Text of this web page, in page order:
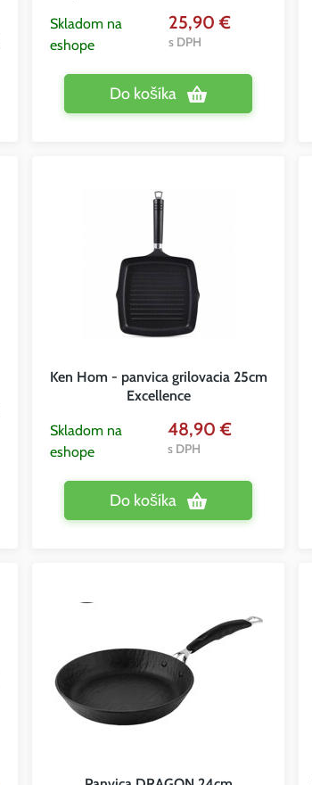
Skladom na
eshope
25,90 €
s DPH
Do košíka
Ken Hom - panvica grilovacia 25cm
Excellence
Skladom na
eshope
48,90 €
s DPH
Do košíka